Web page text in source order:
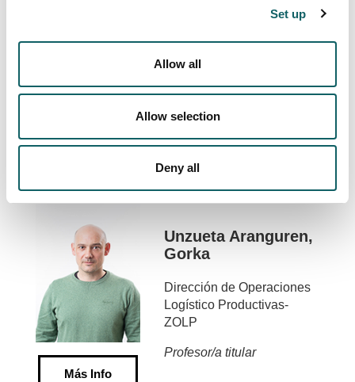
Set up
Allow all
Allow selection
Deny all
Más Info
Logístico Productivas-
ZOLP
Profesor/a titular
Más Info
Unzueta Aranguren,
Gorka
Dirección de Operaciones
Logístico Productivas-
ZOLP
Profesor/a titular